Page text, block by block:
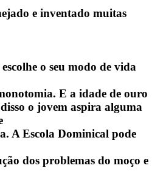
e inventado muitas
o seu modo de vida
E a idade de ouro
o jovem aspira alguma
A Escola Dominical pode
dos problemas do moço e